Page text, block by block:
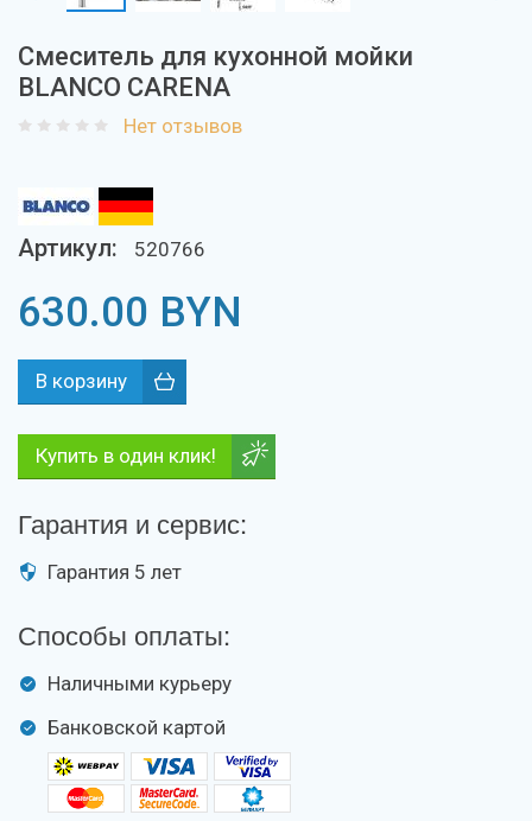
Смеситель для кухонной мойки
BLANCO CARENA
Нет отзывов
Артикул: 520766
630.00 BYN
Купить в один клик!
Гарантия и сервис:
Гарантия 5 лет
Способы оплаты:
Наличными курьеру
Банковской картой